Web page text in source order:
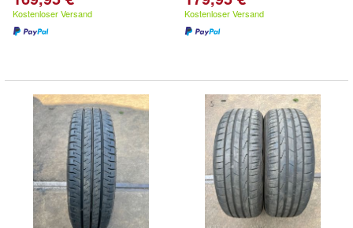
Kostenloser Versand Kostenloser Versand